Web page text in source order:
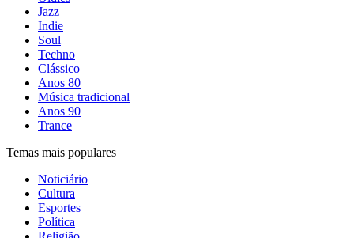
Jazz
Indie
Soul
Techno
Clássico
Anos 80
Música tradicional
Anos 90
Trance
Temas mais populares
Noticiário
Cultura
Esportes
Política